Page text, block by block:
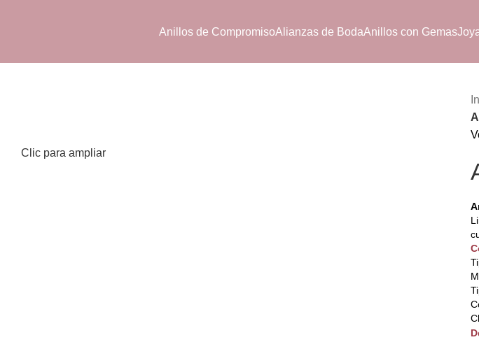
Anillos de CompromisoAlianzas de BodaAnillos con Gemas
Clic para ampliar